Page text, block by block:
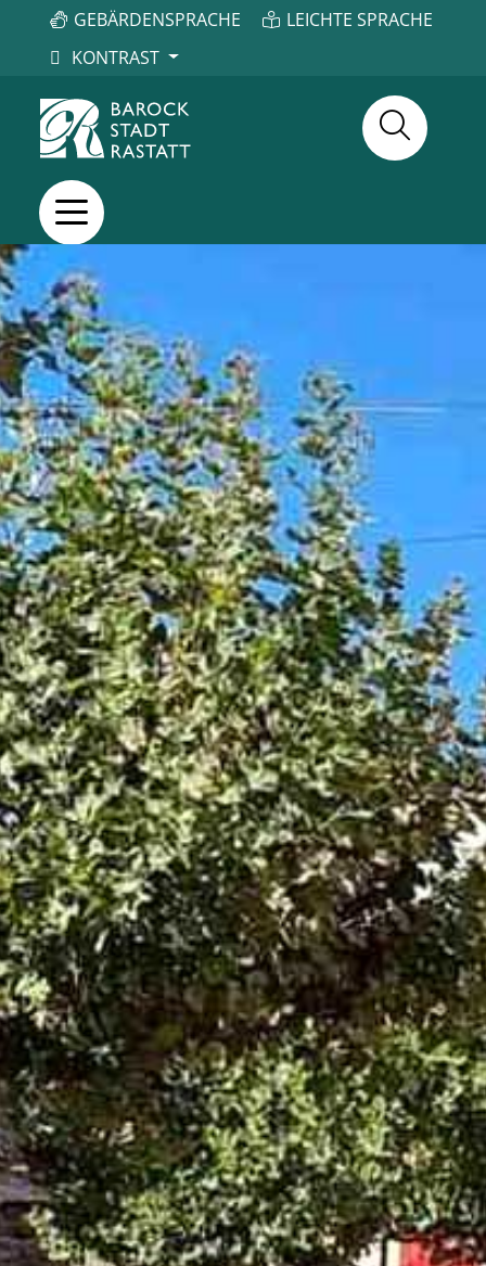
GEBÄRDENSPRACHE
LEICHTE SPRACHE
KONTRAST